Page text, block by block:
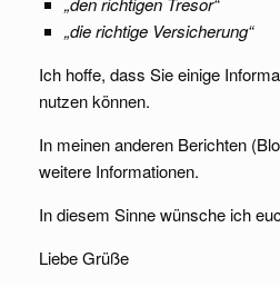
„die richtige Versicherung“
Ich hoffe, dass Sie einige
nutzen können.
In meinen anderen Berichten
weitere Informationen.
In diesem Sinne wünsche ich
Liebe Grüße